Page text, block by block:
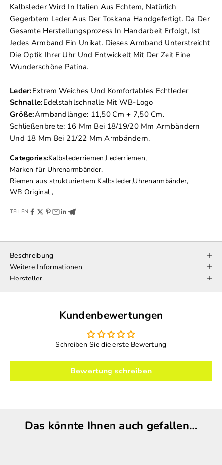
Kalbsleder Wird In Italien Aus Echtem, Natürlich
Gegerbtem Leder Aus Der Toskana Handgefertigt. Da Der
Gesamte Herstellungsprozess In Handarbeit Erfolgt, Ist
Jedes Armband Ein Unikat. Dieses Armband Unterstreicht
Die Optik Ihrer Uhr Und Entwickelt Mit Der Zeit Eine
Wunderschöne Patina.
Leder:Extrem Weiches Und Komfortables Echtleder
Schnalle:Edelstahlschnalle Mit WB-Logo
Größe:Armbandlänge: 11,50 Cm + 7,50 Cm.
Schließenbreite: 16 Mm Bei 18/19/20 Mm Armbändern
Und 18 Mm Bei 21/22 Mm Armbändern.
Categories:Kalbslederriemen,Lederriemen,
Marken für Uhrenarmbänder,
Riemen aus strukturiertem Kalbsleder,Uhrenarmbänder,
WB Original ,
TEILEN
Beschreibung
Weitere Informationen
Hersteller
Kundenbewertungen
Schreiben Sie die erste Bewertung
Bewertung schreiben
Das könnte Ihnen auch gefallen…